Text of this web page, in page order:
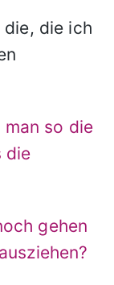
die ich
man so die
die
gehen